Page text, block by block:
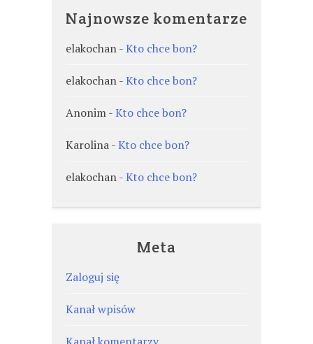
Najnowsze komentarze
elakochan-Kto chce bon?
elakochan-Kto chce bon?
Anonim-Kto chce bon?
Karolina-Kto chce bon?
elakochan-Kto chce bon?
Meta
Zaloguj się
Kanał wpisów